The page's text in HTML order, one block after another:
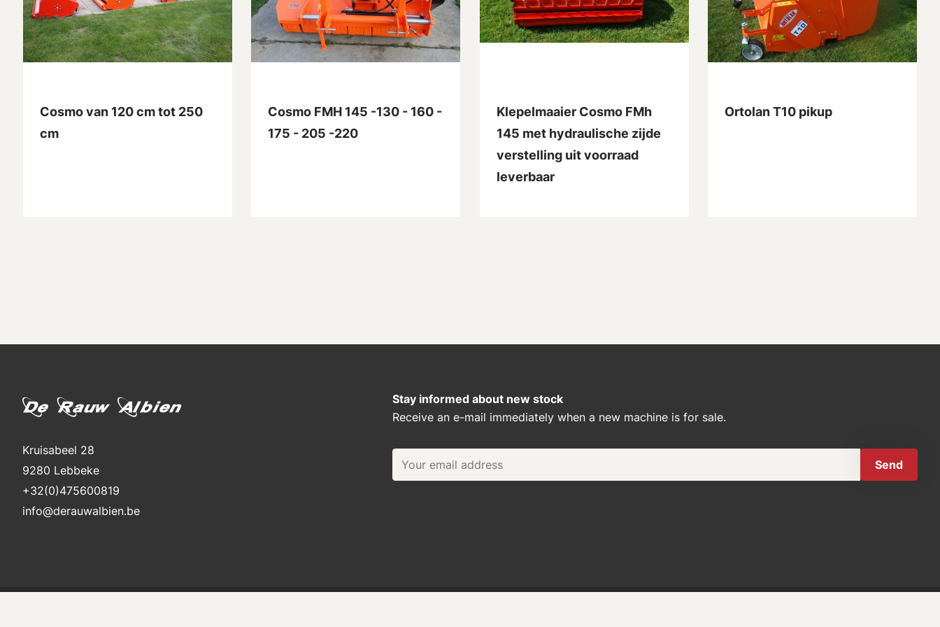
Cosmo van 120 cm tot 250
cm
Cosmo FMH 145 -130 - 160 -
175 - 205 -220
Klepelmaaier Cosmo FMh
145 met hydraulische zijde
verstelling uit voorraad
leverbaar
Ortolan T10 pikup
Kruisabeel 28
9280 Lebbeke
+32(0)475600819
info@derauwalbien.be
Stay informed about new stock
Receive an e-mail immediately when a new machine is for sale.
Send